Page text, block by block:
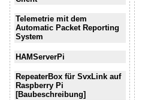
Telemetrie mit dem
Automatic Packet Reporting
System
HAMServerPi
RepeaterBox für SvxLink auf
Raspberry Pi
[Baubeschreibung]